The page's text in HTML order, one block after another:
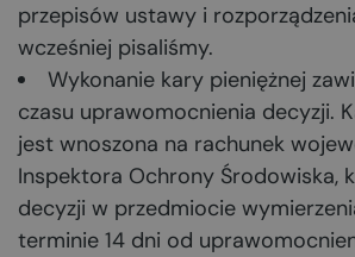
przepisów ustawy i
wcześniej pisaliśmy.
Wykonanie kary pieniężnej
czasu uprawomocnienia decyzji.
jest wnoszona na rachunek
Inspektora Ochrony Środowiska,
decyzji w przedmiocie
terminie 14 dni od